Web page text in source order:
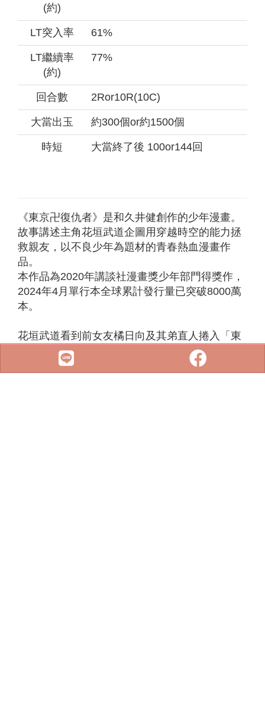
(約)
LT突入率 61%
LT繼續率
(約)
77%
回合數 2Ror10R(10C)
大當出玉 約300個or約1500個
時短 大當終了後 100or144回
《東京卍復仇者》是和久井健創作的少年漫畫。
故事講述主角花垣武道企圖用穿越時空的能力拯
救親友，以不良少年為題材的青春熱血漫畫作
品。
本作品為2020年講談社漫畫獎少年部門得獎作，
2024年4月單行本全球累計發行量已突破8000萬
本。
花垣武道看到前女友橘日向及其弟直人捲入「東
京卍會（以下簡稱東卍）」鬥爭喪命的新聞，
接著他因掉落月台的事故穿越回國中二年級時，